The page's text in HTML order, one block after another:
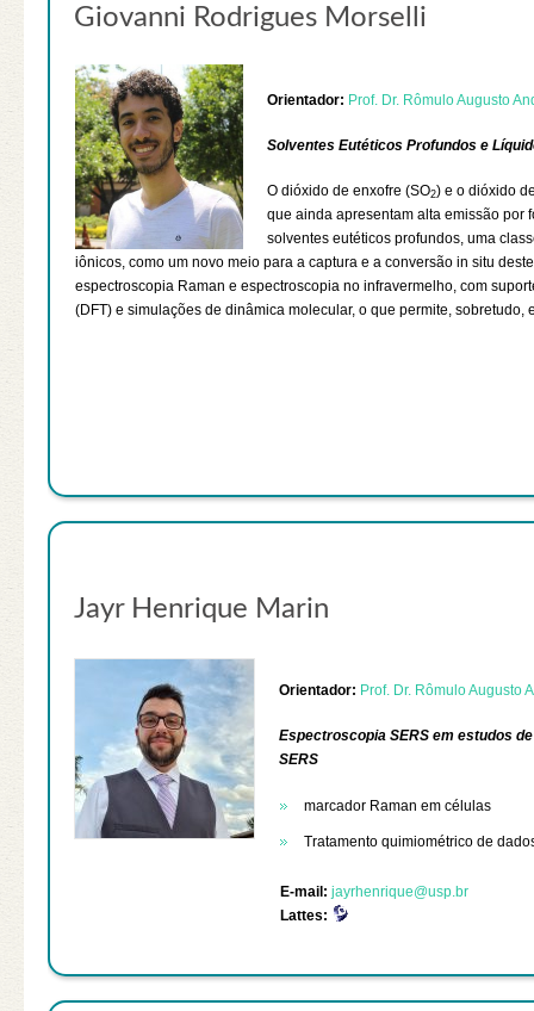
Giovanni Rodrigues Morselli
Orientador: Prof. Dr. Rômulo Augusto
Solventes Eutéticos Profundos e
O dióxido de enxofre (SO2) e o dióxido
que ainda apresentam alta emissão por
solventes eutéticos profundos, uma
iônicos, como um novo meio para a captura e a conversão in situ
espectroscopia Raman e espectroscopia no infravermelho, com
(DFT) e simulações de dinâmica molecular, o que permite, sobretudo,
Jayr Henrique Marin
Orientador: Prof. Dr. Rômulo Augusto
Espectroscopia SERS em estudos
SERS
marcador Raman em células
Tratamento quimiométrico de
E-mail: jayrhenrique@usp.br
Lattes: